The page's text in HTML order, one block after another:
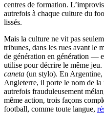
centres de formation.
autrefois à chaque culture du
lissés.
Mais la culture ne vit pas
tribunes, dans les rues avant le
de génération en génération —
utilise pour décrire le même
caneta (un stylo). En Argentine,
Angleterre, il porte le nom de
autrefois frauduleusement
même action, trois façons
football, comme toute langue,